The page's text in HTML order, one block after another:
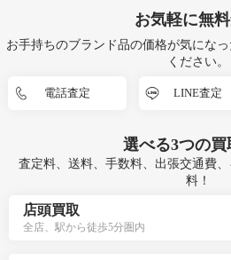
お気軽に無
お手持ちのブランド品の価格が気にな
ください。
電話査定 LINE査定
選べる3つの買
査定料、送料、手数料、出張交通費
料！
店頭買取
全店、駅から徒歩5分圏内